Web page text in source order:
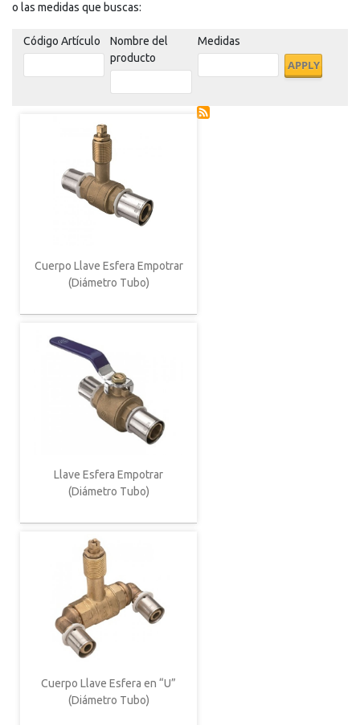
o las medidas que buscas:
Código Artículo
Nombre del
producto
Medidas
Cuerpo Llave Esfera Empotrar
(Diámetro Tubo)
Llave Esfera Empotrar
(Diámetro Tubo)
Cuerpo Llave Esfera en “U”
(Diámetro Tubo)